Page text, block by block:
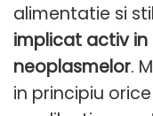
alimentatie si
implicat activ
neoplasmelor.
in principiu